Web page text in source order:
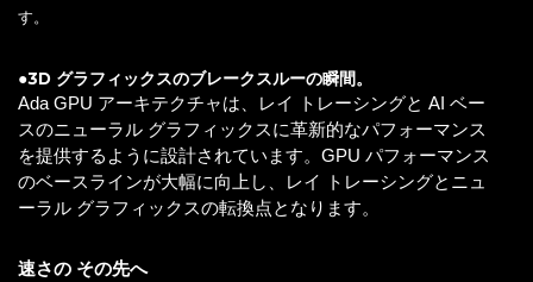
す。
●3D グラフィックスのブレークスルーの瞬間。
Ada GPU アーキテクチャは、レイ トレーシングと AI ベー
スのニューラル グラフィックスに革新的なパフォーマンス
を提供するように設計されています。GPU パフォーマンス
のベースラインが大幅に向上し、レイ トレーシングとニュ
ーラル グラフィックスの転換点となります。
速さの その先へ